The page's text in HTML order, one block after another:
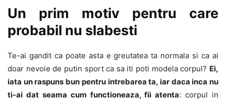
Un prim motiv pentru care
probabil nu slabesti
Te-ai gandit ca poate asta e greutatea ta normala si ca ai
doar nevoie de putin sport ca sa iti poti modela corpul? Ei,
iata un raspuns bun pentru intrebarea ta, iar daca inca nu
ti-ai dat seama cum functioneaza, fii atenta: corpul in